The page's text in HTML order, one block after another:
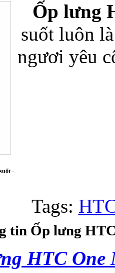
Ốp lưng Samsung
Ốp lưng Sony
-
Ốp lưng
suốt luôn
ngươi yêu
Tags:
tin Ốp lưng
HTC